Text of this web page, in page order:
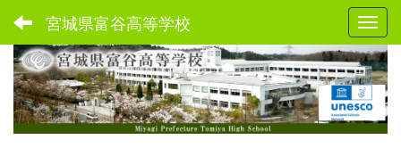
宮城県富谷高等学校